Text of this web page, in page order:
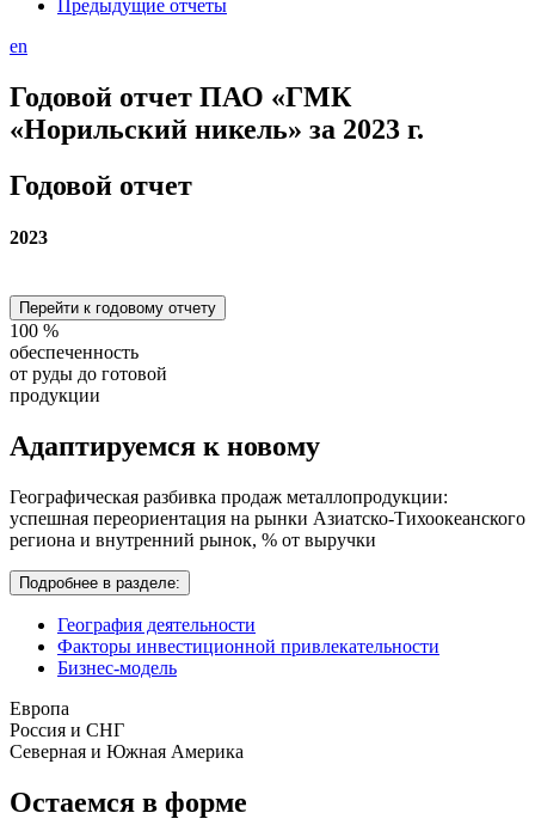
Предыдущие отчеты
en
Годовой отчет ПАО «ГМК
«Норильский никель» за 2023 г.
Годовой отчет
2023
Перейти к годовому отчету
100 %
обеспеченность
от руды до готовой
продукции
Адаптируемся к новому
Географическая разбивка продаж металлопродукции:
успешная переориентация на рынки Азиатско-Тихоокеанского
региона и внутренний рынок, % от выручки
Подробнее в разделе:
География деятельности
Факторы инвестиционной привлекательности
Бизнес-модель
Европа
Россия и СНГ
Северная и Южная Америка
Остаемся в форме